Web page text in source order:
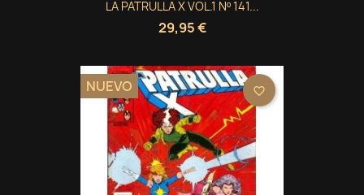
LA PATRULLA X VOL.1 Nº 141...
29,95 €
NUEVO favorite_border